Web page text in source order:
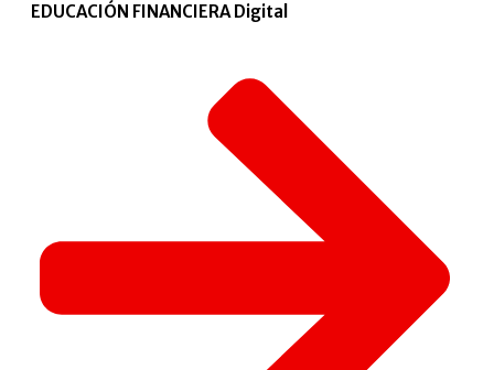
EDUCACIÓN FINANCIERA Digital